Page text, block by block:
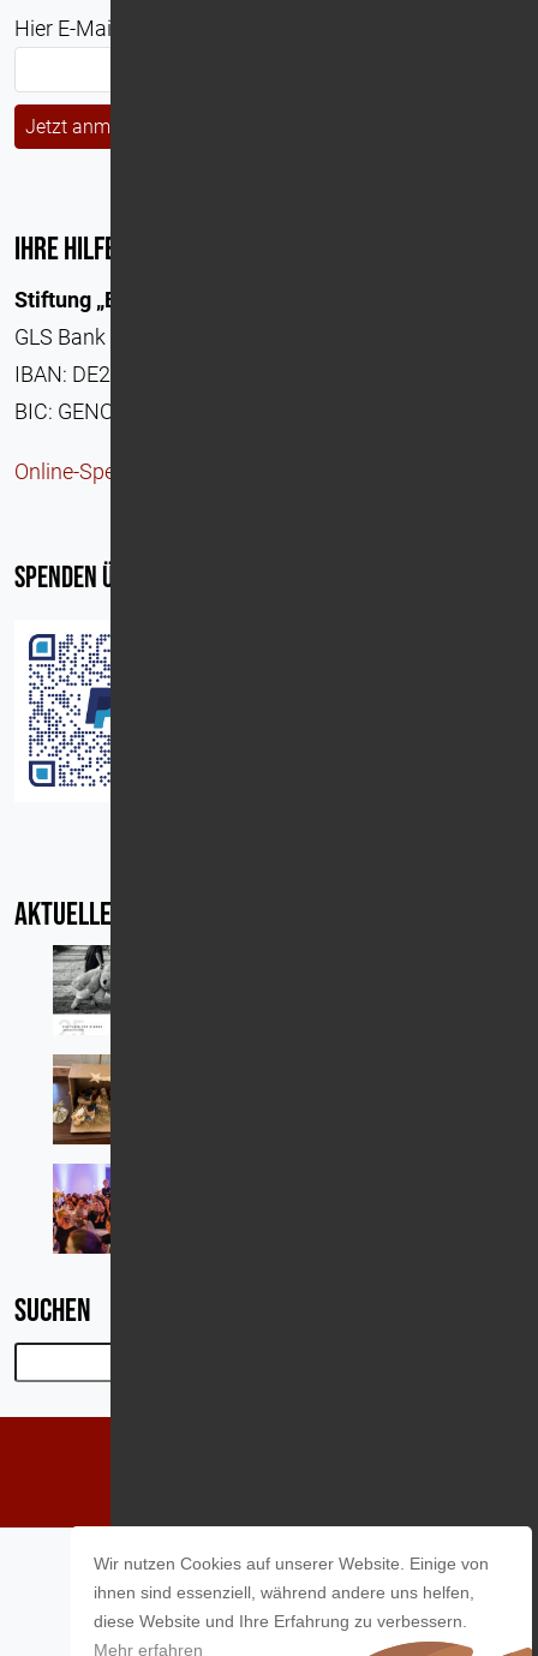
Hier E-Mail eintragen
Jetzt anmelden
Ihre Hilfe
Stiftung „Ein Platz für Kinder“
GLS Bank
IBAN: DE22 4306 0967 1239 8810 00
BIC: GENODEM1GLS
Online-Spendenformular
Spenden über Paypal
Aktuelles
Suchen
Impressum Datenschutz
Presseinfos
Wir nutzen Cookies auf unserer Website. Einige von
ihnen sind essenziell, während andere uns helfen,
diese Website und Ihre Erfahrung zu verbessern.
Mehr erfahren